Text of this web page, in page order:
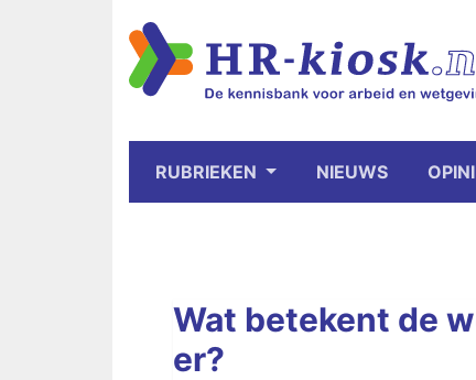
RUBRIEKEN NIEUWS
Wat betekent de
er?